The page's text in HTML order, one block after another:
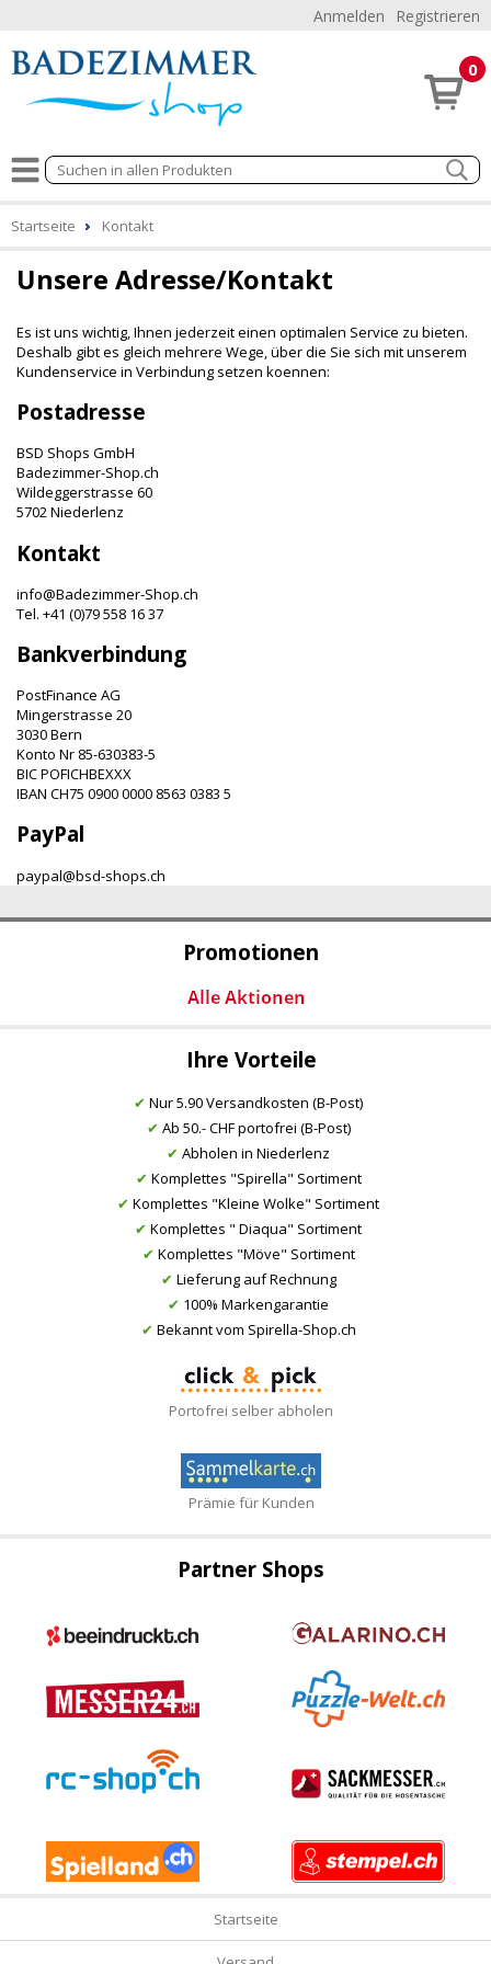
Anmelden Registrieren
0
Promotionen
Ihre Vorteile
✔ Nur 5.90 Versandkosten (B-Post)
✔ Ab 50.- CHF portofrei (B-Post)
✔ Abholen in Niederlenz
✔ Komplettes "Spirella" Sortiment
✔ Komplettes "Kleine Wolke" Sortiment
✔ Komplettes " Diaqua" Sortiment
✔ Komplettes "Möve" Sortiment
✔ Lieferung auf Rechnung
✔ 100% Markengarantie
✔ Bekannt vom Spirella-Shop.ch
Portofrei selber abholen
Prämie für Kunden
Startseite Kontakt
Unsere Adresse/Kontakt
Es ist uns wichtig, Ihnen jederzeit einen optimalen Service zu bieten.
Deshalb gibt es gleich mehrere Wege, über die Sie sich mit unserem
Kundenservice in Verbindung setzen koennen:
Postadresse
BSD Shops GmbH
Badezimmer-Shop.ch
Wildeggerstrasse 60
5702 Niederlenz
Kontakt
info@Badezimmer-Shop.ch
Tel. +41 (0)79 558 16 37
Bankverbindung
PostFinance AG
Mingerstrasse 20
3030 Bern
Konto Nr 85-630383-5
BIC POFICHBEXXX
IBAN CH75 0900 0000 8563 0383 5
PayPal
paypal@bsd-shops.ch
Partner Shops
Startseite